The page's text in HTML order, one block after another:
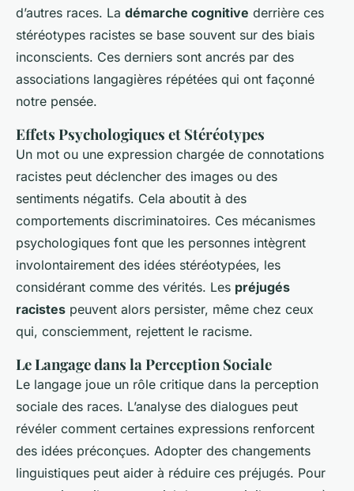
d’autres races. La démarche cognitive derrière ces
stéréotypes racistes se base souvent sur des biais
inconscients. Ces derniers sont ancrés par des
associations langagières répétées qui ont façonné
notre pensée.
Effets Psychologiques et Stéréotypes
Un mot ou une expression chargée de connotations
racistes peut déclencher des images ou des
sentiments négatifs. Cela aboutit à des
comportements discriminatoires. Ces mécanismes
psychologiques font que les personnes intègrent
involontairement des idées stéréotypées, les
considérant comme des vérités. Les préjugés
racistes peuvent alors persister, même chez ceux
qui, consciemment, rejettent le racisme.
Le Langage dans la Perception Sociale
Le langage joue un rôle critique dans la perception
sociale des races. L’analyse des dialogues peut
révéler comment certaines expressions renforcent
des idées préconçues. Adopter des changements
linguistiques peut aider à réduire ces préjugés. Pour